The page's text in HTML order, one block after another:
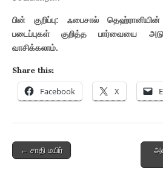
பின் குறிப்பு: ஃபைசால்
படைப்புகள் குறித்த பார்வையை
வாசிக்கலாம்.
Share this:
Facebook X
Post
← சாதி மயிர்